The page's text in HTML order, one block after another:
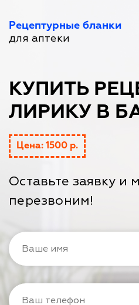
Рецептурные бланки
для аптеки
КУПИТЬ
ЛИРИКУ В
Цена: 1500 р.
Оставьте заявку и
перезвоним!